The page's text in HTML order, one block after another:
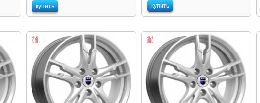
купить купить